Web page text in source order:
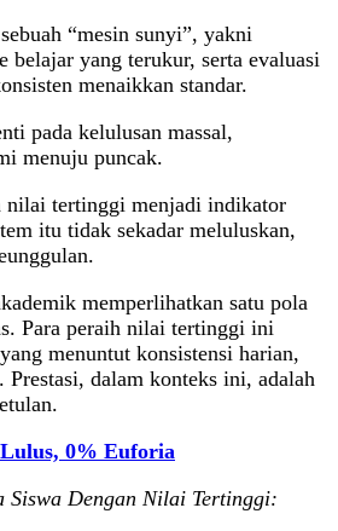
“mesin sunyi”, yakni
belajar yang terukur, serta evaluasi
menaikkan standar.
pada kelulusan massal,
menuju puncak.
nilai tertinggi menjadi indikator
itu tidak sekadar meluluskan,
memperlihatkan satu pola
Para peraih nilai tertinggi ini
menuntut konsistensi harian,
Prestasi, dalam konteks ini, adalah
0% Euforia
Siswa Dengan Nilai Tertinggi: